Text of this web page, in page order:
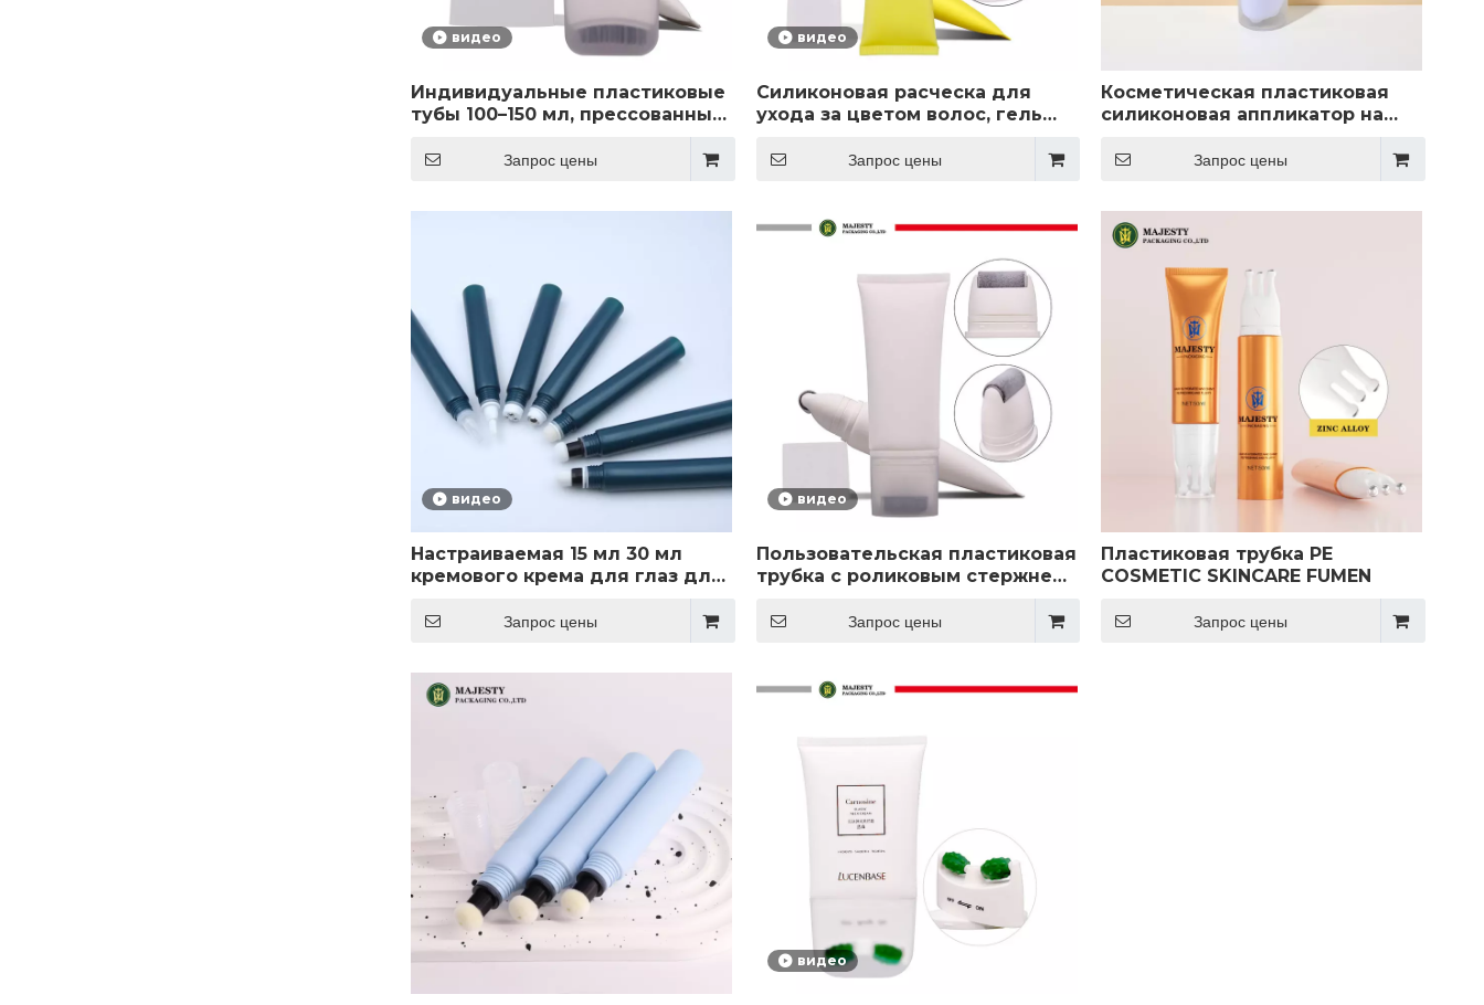
видео
Индивидуальные пластиковые
тубы 100–150 мл, прессованный
дизайн премиум-класса для
упаковки для ухода за кожей
Запрос цены
видео
Силиконовая расческа для
ухода за цветом волос, гель
косметического пластика,
трафаретной печати
Запрос цены
Косметическая пластиковая
силиконовая аппликатор на
Трубка печати для печати
Запрос цены
видео
Настраиваемая 15 мл 30 мл
кремового крема для глаз для
Запрос цены
видео
Пользовательская пластиковая
трубка с роликовым стержнем
Запрос цены
Пластиковая трубка PE
COSMETIC SKINCARE FUMEN
Запрос цены
видео